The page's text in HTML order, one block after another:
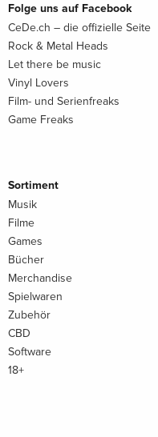
Folge uns auf Facebook
CeDe.ch – die offizielle Seite
Rock & Metal Heads
Let there be music
Vinyl Lovers
Film- und Serienfreaks
Game Freaks
Sortiment
Musik
Filme
Games
Bücher
Merchandise
Spielwaren
Zubehör
CBD
Software
18+